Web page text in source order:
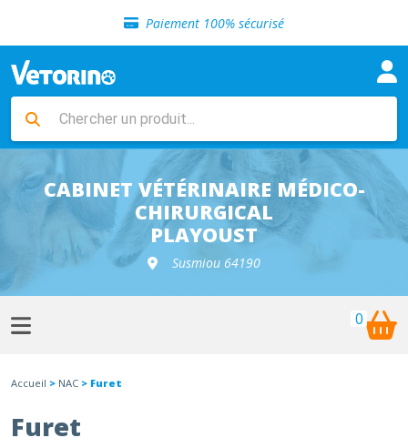
Paiement 100% sécurisé
Livraison gratuite en clinique vétérinaire
Sélection de croquettes vétérinaire
Livraison gratuite en clinique vétérinaire
Retour gratuit en clinique
Sélection de croquettes vétérinaire
CABINET VÉTÉRINAIRE MÉDICO-
CHIRURGICAL
PLAYOUST
Susmiou 64190
0
Accueil > NAC > Furet
Furet